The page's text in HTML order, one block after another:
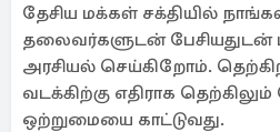
தேசிய மக்கள் சக்தியில்
தலைவர்களுடன்
அரசியல் செய்கிறோம்.
வடக்கிற்கு எதிராக
ஒற்றுமையை காட்டுவது.